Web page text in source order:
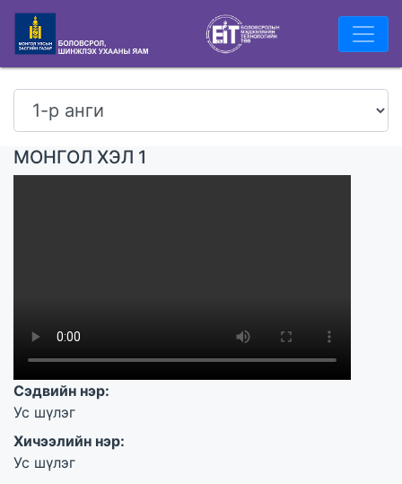
МОНГОЛ ХЭЛ 1
Сэдвийн нэр:
Ус шүлэг
Хичээлийн нэр:
Ус шүлэг